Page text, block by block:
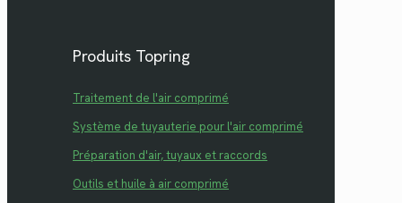
Produits Topring
Traitement de l'air comprimé
Système de tuyauterie pour l'air comprimé
Préparation d'air, tuyaux et raccords
Outils et huile à air comprimé